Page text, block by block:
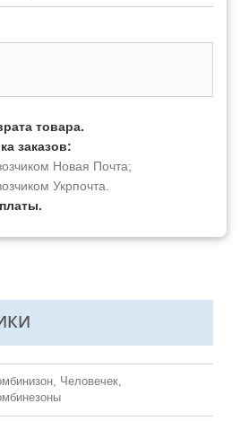
товара.
заказов:
Новая Почта;
Укрпочта.
Человечек,